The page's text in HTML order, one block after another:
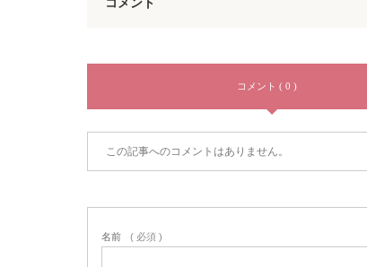
コメント
コメント ( 0 )
この記事へのコメントはありません。
名前 ( 必須 )